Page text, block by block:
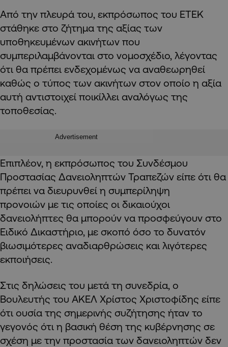
Από την πλευρά του, εκπρόσωπος του ΕΤΕΚ
στάθηκε στο ζήτημα της αξίας των
υποθηκευμένων ακινήτων που
συμπεριλαμβάνονται στο νομοσχέδιο, λέγοντας
ότι θα πρέπει ενδεχομένως να αναθεωρηθεί
καθώς ο τύπος των ακινήτων στον οποίο η αξία
αυτή αντιστοιχεί ποικίλλει αναλόγως της
τοποθεσίας.
Advertisement
Επιπλέον, η εκπρόσωπος του Συνδέσμου
Προστασίας Δανειοληπτών Τραπεζών είπε ότι θα
πρέπει να διευρυνθεί η συμπερίληψη
προνοιών με τις οποίες οι δικαιούχοι
δανειολήπτες θα μπορούν να προσφεύγουν στο
Ειδικό Δικαστήριο, με σκοπό όσο το δυνατόν
βιωσιμότερες αναδιαρθρώσεις και λιγότερες
εκποιήσεις.
Στις δηλώσεις του μετά τη συνεδρία, ο
Βουλευτής του ΑΚΕΛ Χρίστος Χριστοφίδης είπε
ότι ουσία της σημερινής συζήτησης ήταν το
γεγονός ότι η βασική θέση της κυβέρνησης σε
σχέση με την προστασία των δανειοληπτών δεν